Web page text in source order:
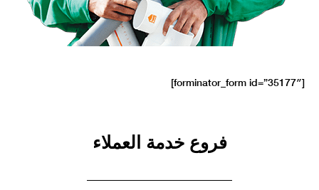
[forminator_form id=”35177″]
فروع خدمة العملاء